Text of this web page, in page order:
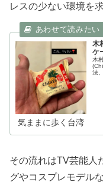
レスの少ない環境を
木
ケ
木
法
気ままに歩く台湾
その流れはTV芸能人
グやコスプレモデル